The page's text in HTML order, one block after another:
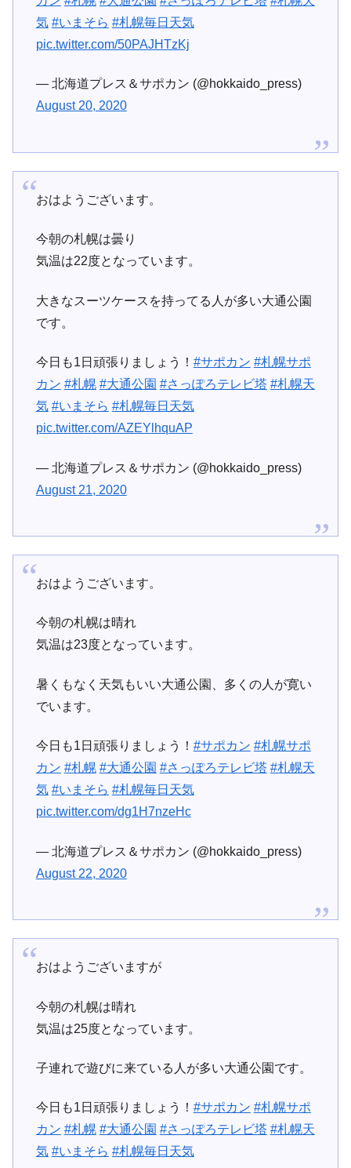
気 #いまそら #札幌毎日天気
pic.twitter.com/50PAJHTzKj
— 北海道プレス＆サポカン (@hokkaido_press)
August 20, 2020
おはようございます。
今朝の札幌は曇り
気温は22度となっています。
大きなスーツケースを持ってる人が多い大通公園
です。
今日も1日頑張りましょう！ #サポカン #札幌サポ
カン #札幌 #大通公園 #さっぽろテレビ塔 #札幌天
気 #いまそら #札幌毎日天気
pic.twitter.com/AZEYlhquAP
— 北海道プレス＆サポカン (@hokkaido_press)
August 21, 2020
おはようございます。
今朝の札幌は晴れ
気温は23度となっています。
暑くもなく天気もいい大通公園、多くの人が寛い
でいます。
今日も1日頑張りましょう！ #サポカン #札幌サポ
カン #札幌 #大通公園 #さっぽろテレビ塔 #札幌天
気 #いまそら #札幌毎日天気
pic.twitter.com/dg1H7nzeHc
— 北海道プレス＆サポカン (@hokkaido_press)
August 22, 2020
おはようございますが
今朝の札幌は晴れ
気温は25度となっています。
子連れで遊びに来ている人が多い大通公園です。
今日も1日頑張りましょう！ #サポカン #札幌サポ
カン #札幌 #大通公園 #さっぽろテレビ塔 #札幌天
気 #いまそら #札幌毎日天気